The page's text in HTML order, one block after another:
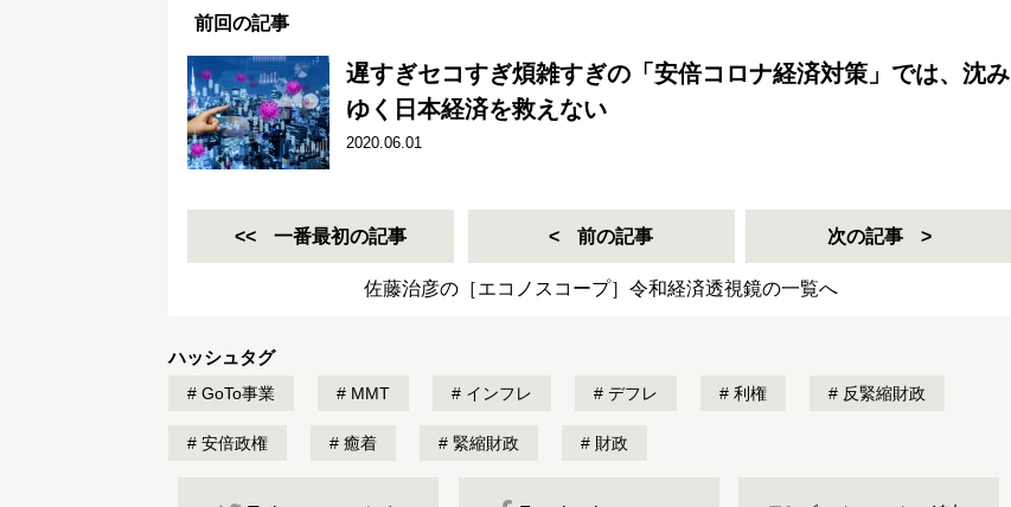
前回の記事
遅すぎセコすぎ煩雑すぎの「安倍コロナ経済対策」では、沈み
ゆく日本経済を救えない
2020.06.01
一番最初の記事 前の記事 次の記事
佐藤治彦の［エコノスコープ］令和経済透視鏡の一覧へ
ハッシュタグ
GoTo事業 MMT インフレ デフレ 利権 反緊縮財政
安倍政権 癒着 緊縮財政 財政